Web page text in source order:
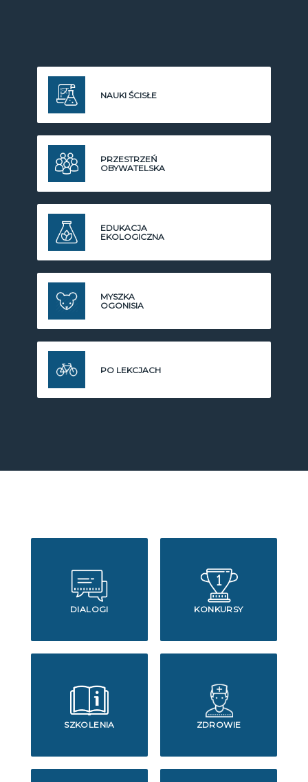
NAUKI ŚCISŁE
PRZESTRZEŃ
OBYWATELSKA
EDUKACJA
EKOLOGICZNA
MYSZKA
OGONISIA
PO LEKCJACH
DIALOGI KONKURSY
SZKOLENIA ZDROWIE